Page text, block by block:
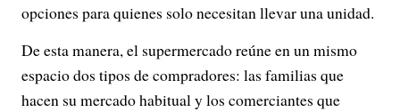
opciones para quienes solo necesitan llevar una unidad.
De esta manera, el supermercado reúne en un mismo
espacio dos tipos de compradores: las familias que
hacen su mercado habitual y los comerciantes que